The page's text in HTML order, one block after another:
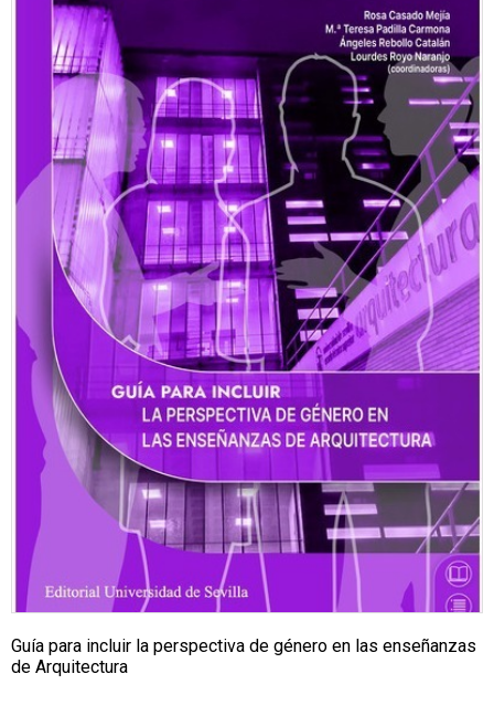
Guía para incluir la perspectiva de género en las enseñanzas
de Arquitectura